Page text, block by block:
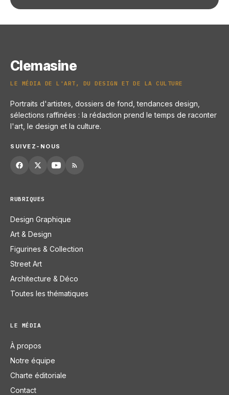
Clemasine
LE MÉDIA DE L'ART, DU DESIGN ET DE LA CULTURE
Portraits d'artistes, dossiers de fond, tendances design,
sélections raffinées : la rédaction prend le temps de raconter
l'art, le design et la culture.
SUIVEZ-NOUS
RUBRIQUES
Design Graphique
Art & Design
Figurines & Collection
Street Art
Architecture & Déco
Toutes les thématiques
LE MÉDIA
À propos
Notre équipe
Charte éditoriale
Contact